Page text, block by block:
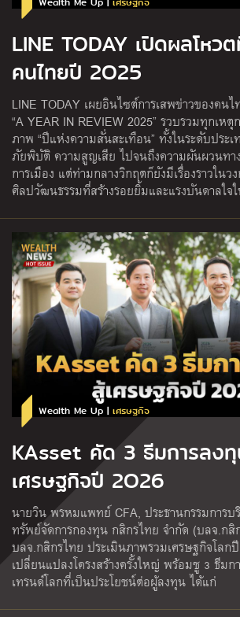
LINE TODAY เปิดผลโหว
คนไทยปี 2O25
LINE TODAY เผยอินไซต์การเสพข่าวของคน
“A YEAR IN REVIEW 2025” รวบรวมทุกเ
ภาพ “ปีแห่งความสั่นสะเทือน” ทั้งในระดับประเ
ภัยพิบัติ ความสูญเสีย ไปจนถึงความผันผวนทา
การเมือง แต่ท่ามกลางวิกฤตก็ยังมีเรื่องราวใน
ศิลปวัฒนธรรมที่สร้างรอยยิ้มและแรงบันดาลใจ
Wealth Me Up | เศรษฐกิจ
KAsset คัด 3 ธีมการลง
เศรษฐกิจปี 2O26
นายวิน พรหมแพทย์ CFA, ประธานกรรมการ
ทรัพย์จัดการกองทุน กสิกรไทย จำกัด (บลจ.กสิ
บลจ.กสิกรไทย ประเมินภาพรวมเศรษฐกิจโลก
เปลี่ยนแปลงโครงสร้างครั้งใหญ่ พร้อมชู 3 ธีมก
เทรนด์โลกที่เป็นประโยชน์ต่อผู้ลงทุน ได้แก่